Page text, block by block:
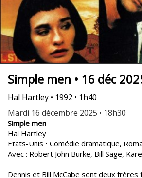
Simple men • 16 déc
Hal Hartley • 1992 • 1h40
Mardi 16 décembre 2025 • 18h30
Simple men
Hal Hartley
Etats-Unis • Comédie dramatique,
Avec : Robert John Burke, Bill Sage,
Dennis et Bill McCabe sont deux